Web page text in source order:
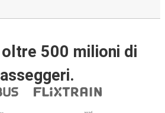
500 milioni di